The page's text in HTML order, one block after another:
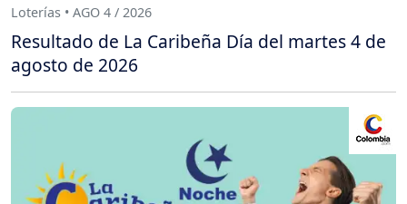
Loterías • AGO 4 / 2026
Resultado de La Caribeña Día del martes 4 de
agosto de 2026